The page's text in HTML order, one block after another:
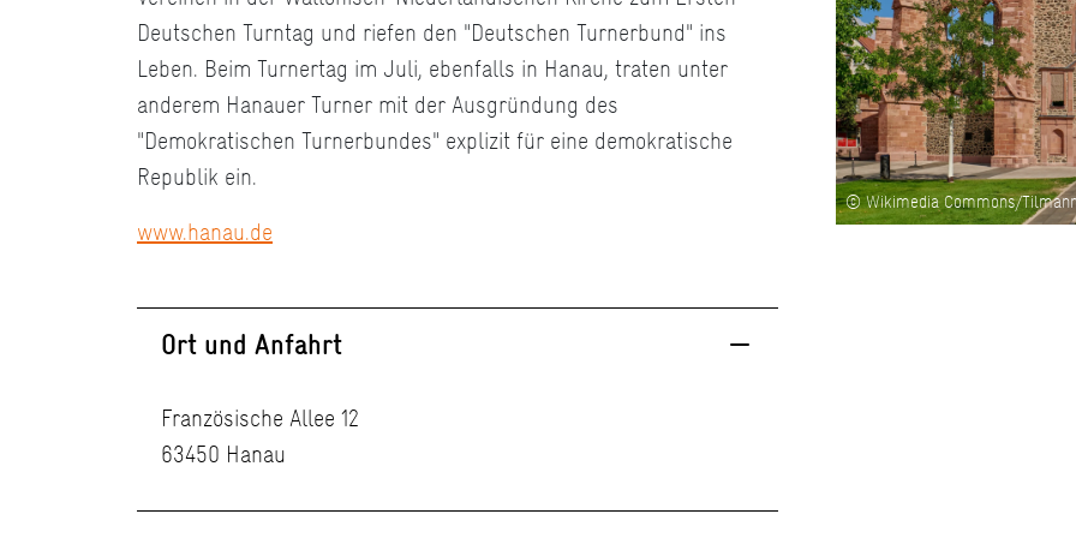
Deutschen Turntag und riefen den "Deutschen Turnerbund" ins
Leben. Beim Turnertag im Juli, ebenfalls in Hanau, traten unter
anderem Hanauer Turner mit der Ausgründung des
"Demokratischen Turnerbundes" explizit für eine demokratische
Republik ein.
www.hanau.de
Ort und Anfahrt
Französische Allee 12
63450 Hanau
© Wikimedia Commons/